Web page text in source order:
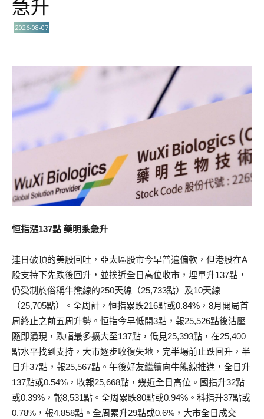
急升
2026-08-07
恒指漲137點 藥明系急升
連日破頂的美股回吐，亞太區股市今早普遍偏軟，但港股在A
股支持下先跌後回升，並挨近全日高位收市，埋單升137點，
仍受制於俗稱牛熊線的250天線（25,733點）及10天線
（25,705點）。全周計，恒指累跌216點或0.84%，8月開局首
周終止之前五周升勢。恒指今早低開3點，報25,526點後沽壓
隨即湧現，跌幅最多擴大至137點，低見25,393點，在25,400
點水平找到支持，大市逐步收復失地，完半場前止跌回升，半
日升37點，報25,567點。午後好友繼續向牛熊線推進，全日升
137點或0.54%，收報25,668點，幾近全日高位。國指升32點
或0.39%，報8,531點。全周累跌80點或0.94%。科指升37點或
0.78%，報4,858點。全周累升29點或0.6%，大市全日成交